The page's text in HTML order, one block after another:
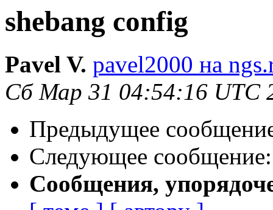
shebang config
Pavel V. pavel2000 на
Сб Мар 31 04:54:16 UTC
Предыдущее
Следующее
Сообщения,